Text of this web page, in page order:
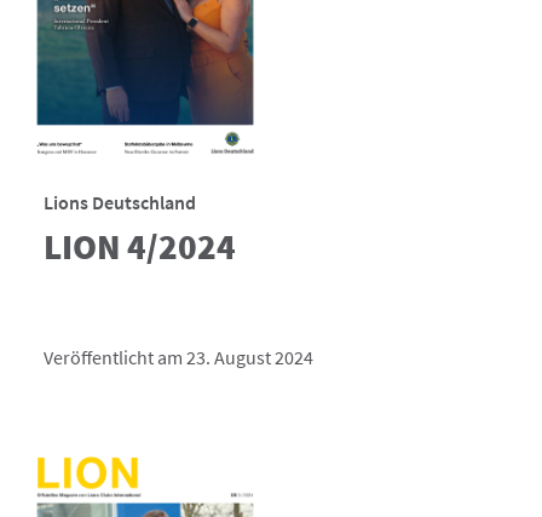
Lions Deutschland
LION 4/2024
Veröffentlicht am 23. August 2024